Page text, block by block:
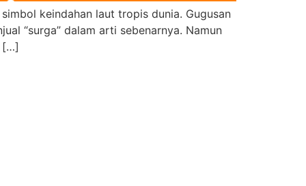
keindahan laut tropis dunia. Gugusan
“surga” dalam arti sebenarnya. Namun
[…]